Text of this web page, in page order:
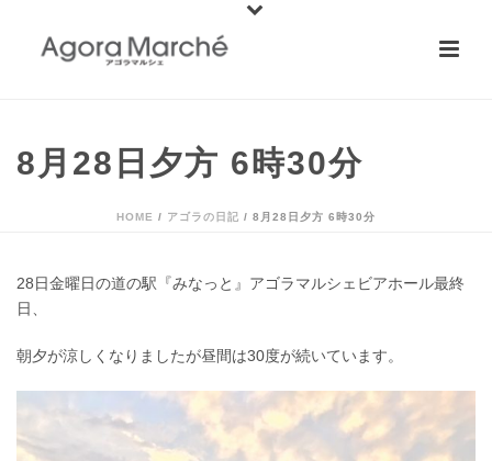
8月28日夕方 6時30分
HOME / アゴラの日記 / 8月28日夕方 6時30分
28日金曜日の道の駅『みなっと』アゴラマルシェビアホール最終
日、
朝夕が涼しくなりましたが昼間は30度が続いています。